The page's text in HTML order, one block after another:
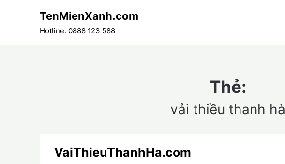
TenMienXanh.com
Hotline: 0888 123 588
Thẻ:
vải thiều thanh hà
VaiThieuThanhHa.com